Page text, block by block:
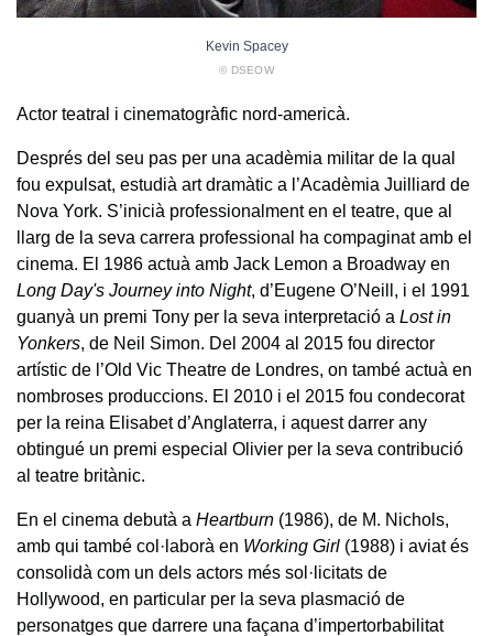
Kevin Spacey
© DSEOW
Actor teatral i cinematogràfic nord-americà.
Després del seu pas per una acadèmia militar de la qual
fou expulsat, estudià art dramàtic a l’Acadèmia Juilliard de
Nova York. S’inicià professionalment en el teatre, que al
llarg de la seva carrera professional ha compaginat amb el
cinema. El 1986 actuà amb Jack Lemon a Broadway en
Long Day's Journey into Night, d’Eugene O’Neill, i el 1991
guanyà un premi Tony per la seva interpretació a Lost in
Yonkers, de Neil Simon. Del 2004 al 2015 fou director
artístic de l’Old Vic Theatre de Londres, on també actuà en
nombroses produccions. El 2010 i el 2015 fou condecorat
per la reina Elisabet d’Anglaterra, i aquest darrer any
obtingué un premi especial Olivier per la seva contribució
al teatre britànic.
En el cinema debutà a Heartburn (1986), de M. Nichols,
amb qui també col·laborà en Working Girl (1988) i aviat és
consolidà com un dels actors més sol·licitats de
Hollywood, en particular per la seva plasmació de
personatges que darrere una façana d’impertorbabilitat